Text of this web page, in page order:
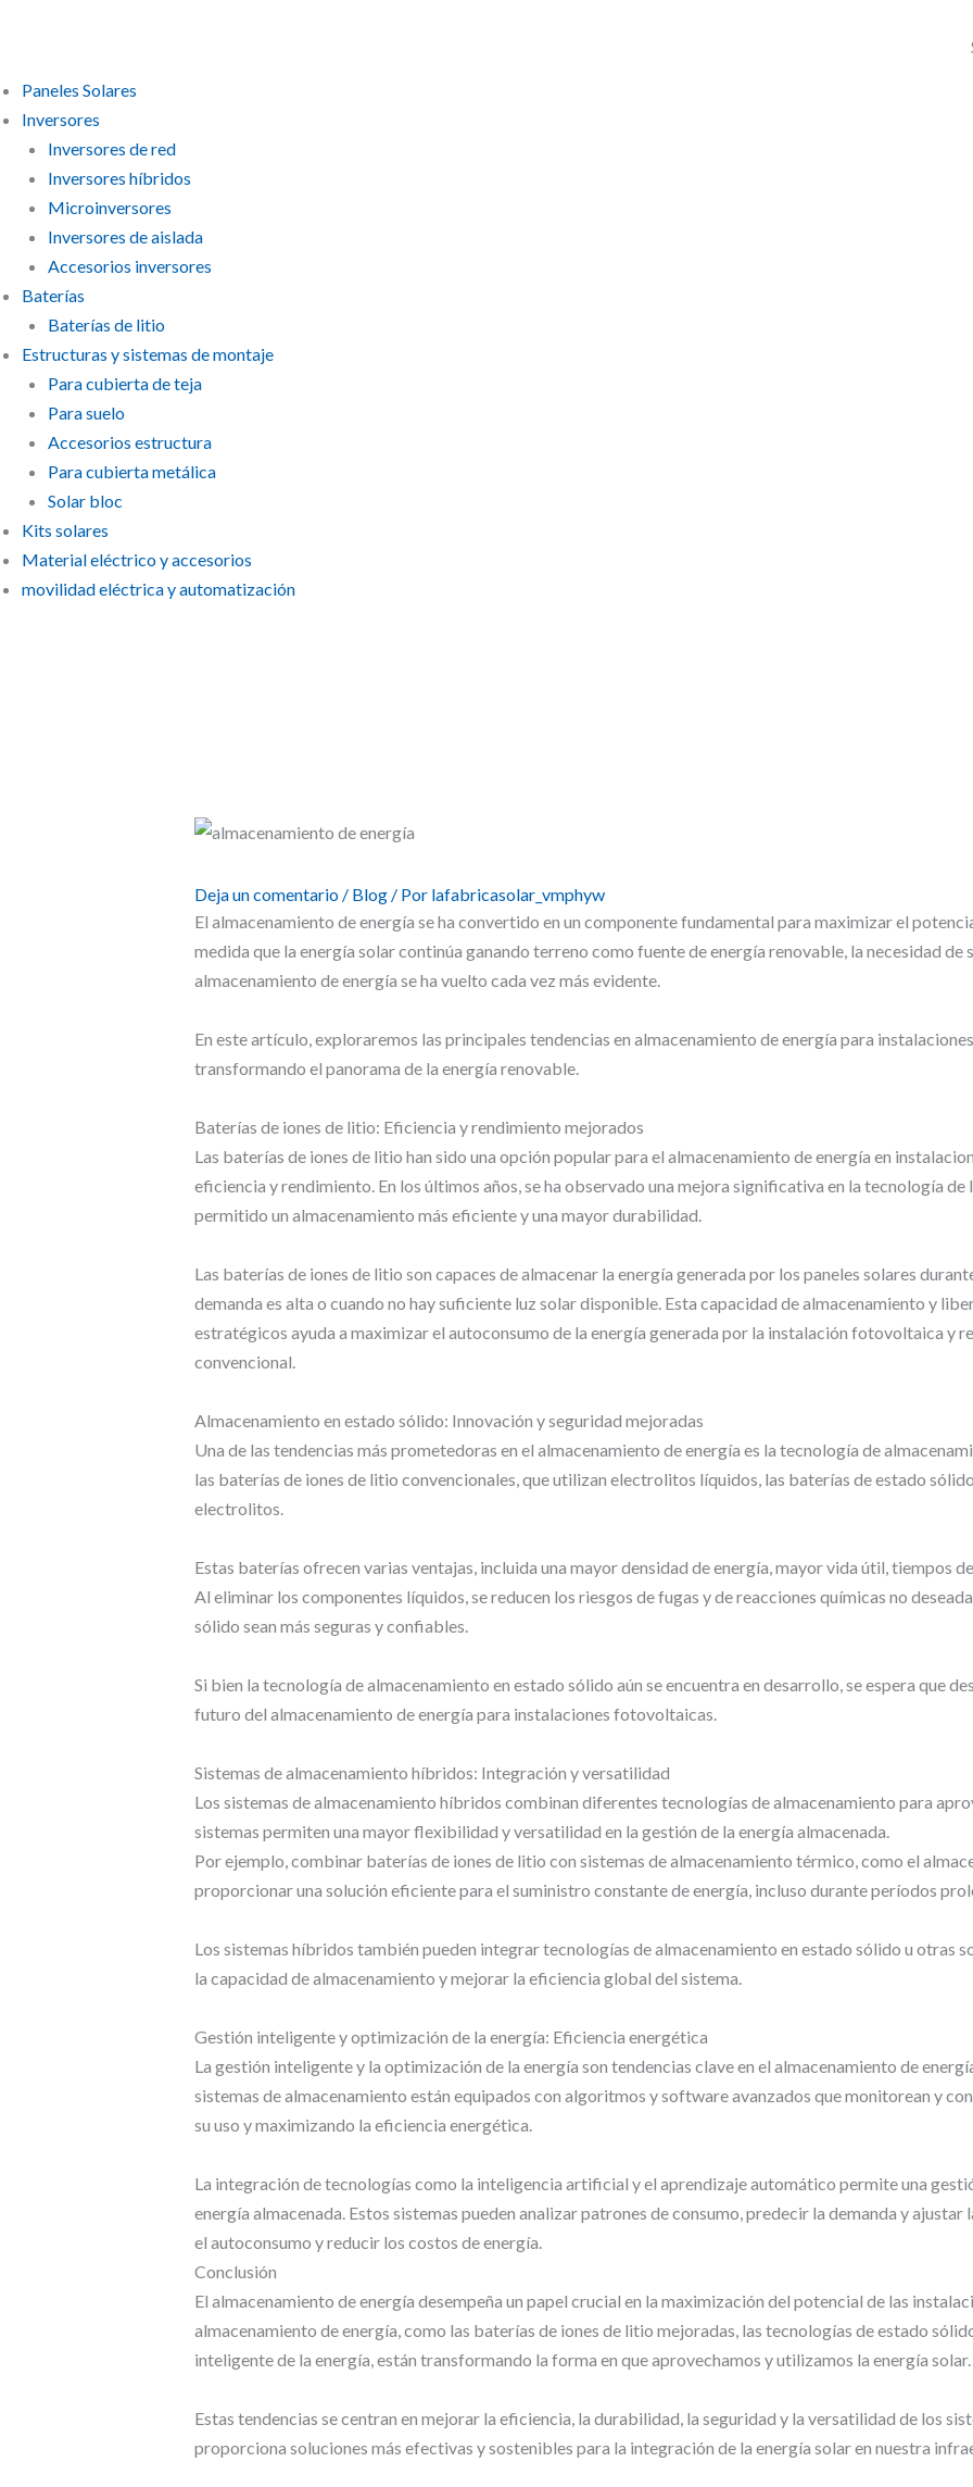
Paneles Solares
Inversores
Inversores de red
Inversores híbridos
Microinversores
Inversores de aislada
Accesorios inversores
Baterías
Baterías de litio
Estructuras y sistemas de montaje
Para cubierta de teja
Para suelo
Accesorios estructura
Para cubierta metálica
Solar bloc
Kits solares
Material eléctrico y accesorios
movilidad eléctrica y automatización
Deja un comentario / Blog/ Por lafabricasolar_vmphyw
El almacenamiento de energía se ha convertido en un componente fundamental para maximizar el
medida que la energía solar continúa ganando terreno como fuente de energía renovable, la necesidad
almacenamiento de energía se ha vuelto cada vez más evidente.
En este artículo, exploraremos las principales tendencias en almacenamiento de energía para
transformando el panorama de la energía renovable.
Baterías de iones de litio: Eficiencia y rendimiento mejorados
Las baterías de iones de litio han sido una opción popular para el almacenamiento de energía en
eficiencia y rendimiento. En los últimos años, se ha observado una mejora significativa en la tecnología de
permitido un almacenamiento más eficiente y una mayor durabilidad.
Las baterías de iones de litio son capaces de almacenar la energía generada por los paneles solares
demanda es alta o cuando no hay suficiente luz solar disponible. Esta capacidad de almacenamiento y
estratégicos ayuda a maximizar el autoconsumo de la energía generada por la instalación fotovoltaica y
convencional.
Almacenamiento en estado sólido: Innovación y seguridad mejoradas
Una de las tendencias más prometedoras en el almacenamiento de energía es la tecnología de
las baterías de iones de litio convencionales, que utilizan electrolitos líquidos, las baterías de estado
electrolitos.
Estas baterías ofrecen varias ventajas, incluida una mayor densidad de energía, mayor vida útil, tiempos
Al eliminar los componentes líquidos, se reducen los riesgos de fugas y de reacciones químicas no
sólido sean más seguras y confiables.
Si bien la tecnología de almacenamiento en estado sólido aún se encuentra en desarrollo, se espera que
futuro del almacenamiento de energía para instalaciones fotovoltaicas.
Sistemas de almacenamiento híbridos: Integración y versatilidad
Los sistemas de almacenamiento híbridos combinan diferentes tecnologías de almacenamiento para
sistemas permiten una mayor flexibilidad y versatilidad en la gestión de la energía almacenada.
Por ejemplo, combinar baterías de iones de litio con sistemas de almacenamiento térmico, como el
proporcionar una solución eficiente para el suministro constante de energía, incluso durante períodos
Los sistemas híbridos también pueden integrar tecnologías de almacenamiento en estado sólido u otras
la capacidad de almacenamiento y mejorar la eficiencia global del sistema.
Gestión inteligente y optimización de la energía: Eficiencia energética
La gestión inteligente y la optimización de la energía son tendencias clave en el almacenamiento de
sistemas de almacenamiento están equipados con algoritmos y software avanzados que monitorean y
su uso y maximizando la eficiencia energética.
La integración de tecnologías como la inteligencia artificial y el aprendizaje automático permite una
energía almacenada. Estos sistemas pueden analizar patrones de consumo, predecir la demanda y
el autoconsumo y reducir los costos de energía.
Conclusión
El almacenamiento de energía desempeña un papel crucial en la maximización del potencial de las
almacenamiento de energía, como las baterías de iones de litio mejoradas, las tecnologías de estado
inteligente de la energía, están transformando la forma en que aprovechamos y utilizamos la energía solar.
Estas tendencias se centran en mejorar la eficiencia, la durabilidad, la seguridad y la versatilidad de los
proporciona soluciones más efectivas y sostenibles para la integración de la energía solar en nuestra